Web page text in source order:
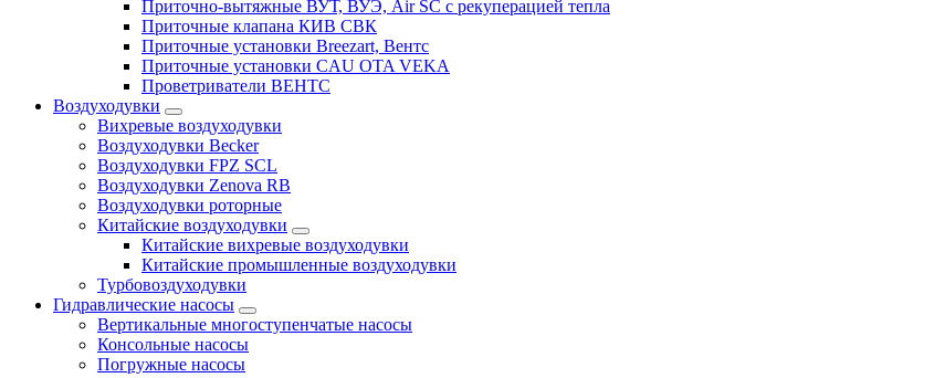
Приточно-вытяжные ВУТ, ВУЭ, Air SC с рекуперацией тепла
Приточные клапана КИВ СВК
Приточные установки Breezart, Вентс
Приточные установки CAU OTA VEKA
Проветриватели ВЕНТС
Воздуходувки
Вихревые воздуходувки
Воздуходувки Becker
Воздуходувки FPZ SCL
Воздуходувки Zenova RB
Воздуходувки роторные
Китайские воздуходувки
Китайские вихревые воздуходувки
Китайские промышленные воздуходувки
Турбовоздуходувки
Гидравлические насосы
Вертикальные многоступенчатые насосы
Консольные насосы
Погружные насосы